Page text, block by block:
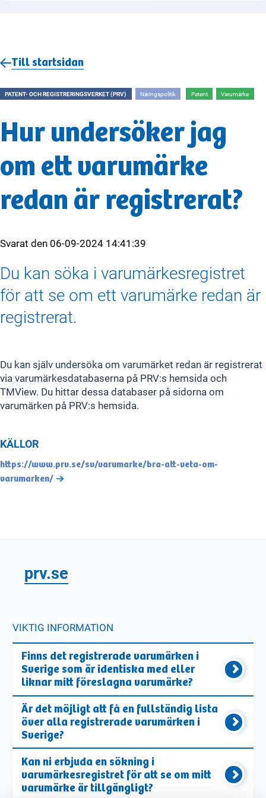
Till startsidan
PATENT- OCH REGISTRERINGSVERKET (PRV) Näringspolitik Patent Varumärke
Hur undersöker jag
om ett varumärke
redan är registrerat?
Svarat den 06-09-2024 14:41:39
Du kan söka i varumärkesregistret
för att se om ett varumärke redan är
registrerat.
Du kan själv undersöka om varumärket redan är registrerat
via varumärkesdatabaserna på PRV:s hemsida och
TMView. Du hittar dessa databaser på sidorna om
varumärken på PRV:s hemsida.
KÄLLOR
https://www.prv.se/sv/varumarke/bra-att-veta-om-
varumarken/
prv.se
VIKTIG INFORMATION
Finns det registrerade varumärken i
Sverige som är identiska med eller
liknar mitt föreslagna varumärke?
Är det möjligt att få en fullständig lista
över alla registrerade varumärken i
Sverige?
Kan ni erbjuda en sökning i
varumärkesregistret för att se om mitt
varumärke är tillgängligt?